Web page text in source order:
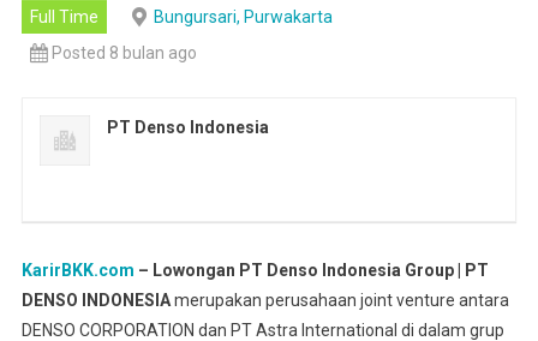
Full Time
Bungursari, Purwakarta
Posted 8 bulan ago
PT Denso Indonesia
KarirBKK.com – Lowongan PT Denso Indonesia Group | PT
DENSO INDONESIAmerupakan perusahaan joint venture antara
DENSO CORPORATION dan PT Astra International di dalam grup